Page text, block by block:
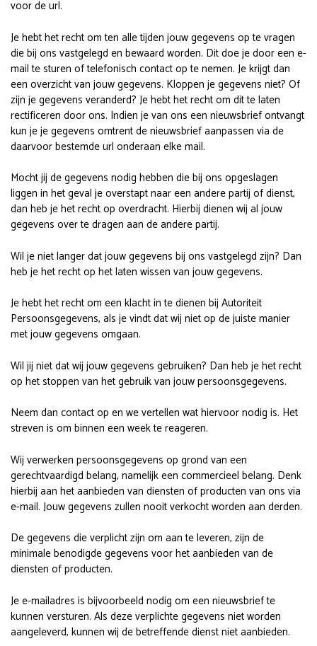
voor de url.
Je hebt het recht om ten alle tijden jouw gegevens op te vragen
die bij ons vastgelegd en bewaard worden. Dit doe je door een e-
mail te sturen of telefonisch contact op te nemen. Je krijgt dan
een overzicht van jouw gegevens. Kloppen je gegevens niet? Of
zijn je gegevens veranderd? Je hebt het recht om dit te laten
rectificeren door ons. Indien je van ons een nieuwsbrief ontvangt
kun je je gegevens omtrent de nieuwsbrief aanpassen via de
daarvoor bestemde url onderaan elke mail.
Mocht jij de gegevens nodig hebben die bij ons opgeslagen
liggen in het geval je overstapt naar een andere partij of dienst,
dan heb je het recht op overdracht. Hierbij dienen wij al jouw
gegevens over te dragen aan de andere partij.
Wil je niet langer dat jouw gegevens bij ons vastgelegd zijn? Dan
heb je het recht op het laten wissen van jouw gegevens.
Je hebt het recht om een klacht in te dienen bij Autoriteit
Persoonsgegevens, als je vindt dat wij niet op de juiste manier
met jouw gegevens omgaan.
Wil jij niet dat wij jouw gegevens gebruiken? Dan heb je het recht
op het stoppen van het gebruik van jouw persoonsgegevens.
Neem dan contact op en we vertellen wat hiervoor nodig is. Het
streven is om binnen een week te reageren.
Wij verwerken persoonsgegevens op grond van een
gerechtvaardigd belang, namelijk een commercieel belang. Denk
hierbij aan het aanbieden van diensten of producten van ons via
e-mail. Jouw gegevens zullen nooit verkocht worden aan derden.
De gegevens die verplicht zijn om aan te leveren, zijn de
minimale benodigde gegevens voor het aanbieden van de
diensten of producten.
Je e-mailadres is bijvoorbeeld nodig om een nieuwsbrief te
kunnen versturen. Als deze verplichte gegevens niet worden
aangeleverd, kunnen wij de betreffende dienst niet aanbieden.